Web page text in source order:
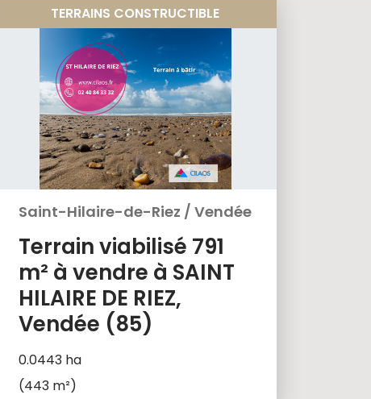
TERRAINS CONSTRUCTIBLE
Saint-Hilaire-de-Riez / Vendée
Terrain viabilisé 791
m² à vendre à SAINT
HILAIRE DE RIEZ,
Vendée (85)
0.0443 ha
(443 m²)